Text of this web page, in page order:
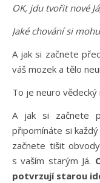
OK, jdu tvořit nové
Jaké chování si
A jak si začnete
váš mozek a tělo
To je neuro
A jak si začnete
připomínáte si
začnete tišit
s vaším starým Já.
potvrzují starou